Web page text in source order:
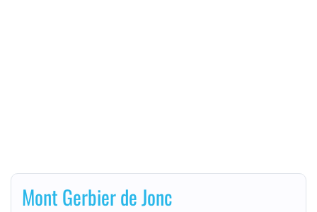
Mont Gerbier de Jonc